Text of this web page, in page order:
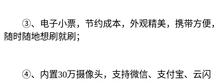
③、电子小票，节约成本，外观精美，携带方便，
随时随地想刷就刷；
④、内置30万摄像头，支持微信、支付宝、云闪